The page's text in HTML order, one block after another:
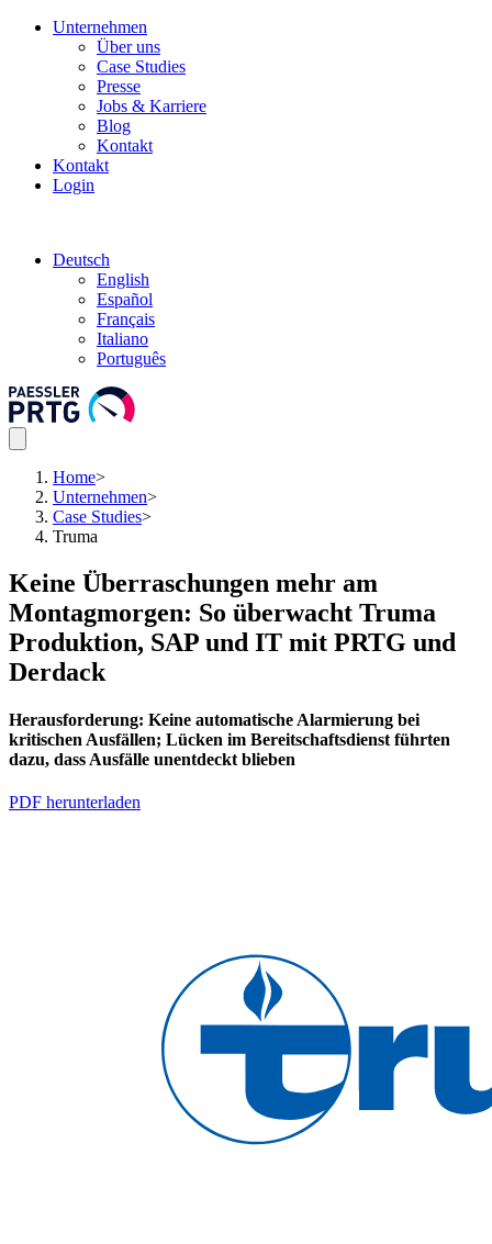
Unternehmen
Über uns
Case Studies
Presse
Jobs & Karriere
Blog
Kontakt
Kontakt
Login
Deutsch
English
Español
Français
Italiano
Português
Home>
Unternehmen>
Case Studies>
Truma
Keine Überraschungen mehr am
Montagmorgen: So überwacht Truma
Produktion, SAP und IT mit PRTG und
Derdack
Herausforderung: Keine automatische Alarmierung bei
kritischen Ausfällen; Lücken im Bereitschaftsdienst führten
dazu, dass Ausfälle unentdeckt blieben
PDF herunterladen